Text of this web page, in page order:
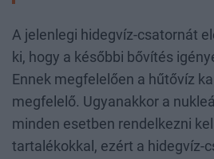
A jelenlegi hidegvíz-csatornát
ki, hogy a későbbi bővítés
Ennek megfelelően a hűtővíz
megfelelő. Ugyanakkor a
minden esetben rendelkezni
tartalékokkal, ezért a hidegvíz-